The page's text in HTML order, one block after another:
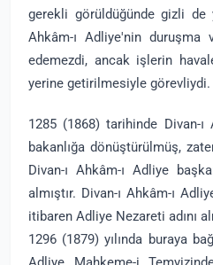
gerekli görüldüğünde gizli de
Ahkâm-ı Adliye'nin duruşma
edemezdi, ancak işlerin
yerine getirilmesiyle görevliydi.
1285 (1868) tarihinde Divan-ı
bakanlığa dönüştürülmüş,
Divan-ı Ahkâm-ı Adliye
almıştır. Divan-ı Ahkâm-ı
itibaren Adliye Nezareti adını
1296 (1879) yılında buraya